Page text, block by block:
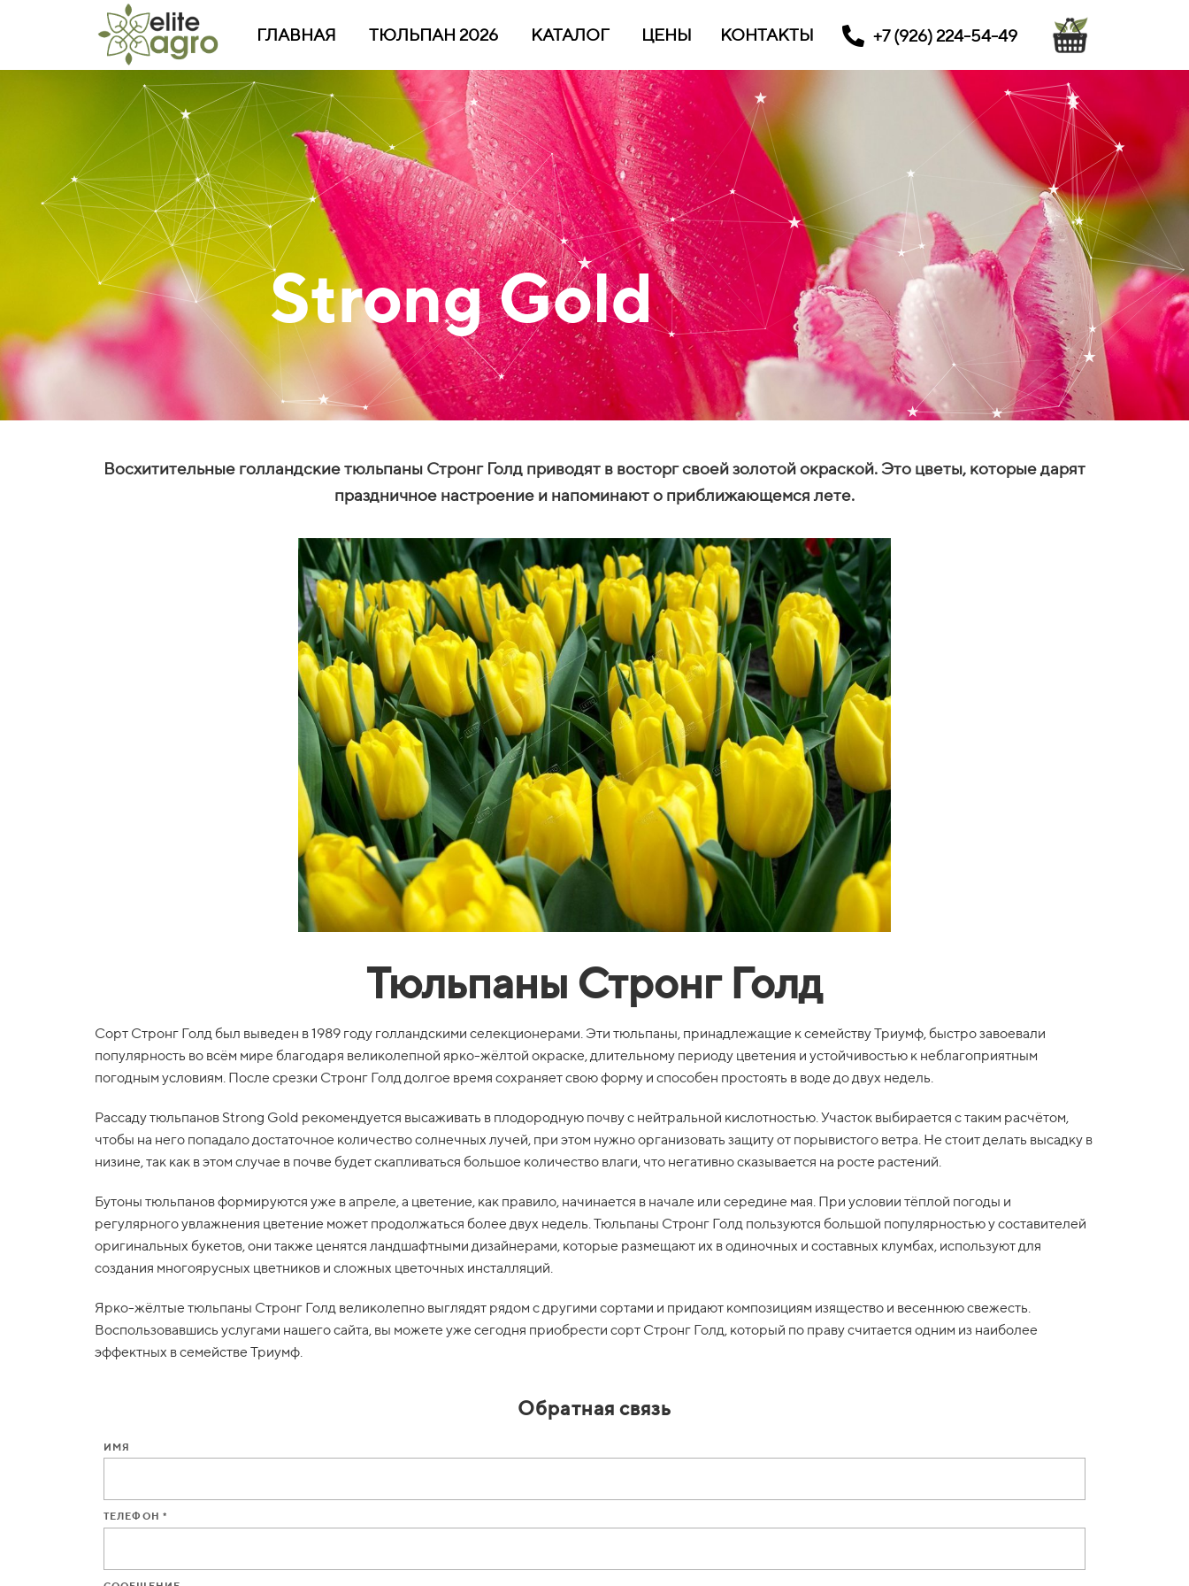
ГЛАВНАЯ ТЮЛЬПАН 2026 КАТАЛОГ ЦЕНЫ КОНТАКТЫ +7 (926) 224-54-49
Strong Gold
Восхитительные голландские тюльпаны Стронг Голд приводят в восторг своей золотой окраской. Это цветы, которые дарят
праздничное настроение и напоминают о приближающемся лете.
Тюльпаны Стронг Голд
Сорт Стронг Голд был выведен в 1989 году голландскими селекционерами. Эти тюльпаны, принадлежащие к семейству Триумф, быстро завоевали
популярность во всём мире благодаря великолепной ярко-жёлтой окраске, длительному периоду цветения и устойчивостью к неблагоприятным
погодным условиям. После срезки Стронг Голд долгое время сохраняет свою форму и способен простоять в воде до двух недель.
Рассаду тюльпанов Strong Gold рекомендуется высаживать в плодородную почву с нейтральной кислотностью. Участок выбирается с таким расчётом,
чтобы на него попадало достаточное количество солнечных лучей, при этом нужно организовать защиту от порывистого ветра. Не стоит делать высадку в
низине, так как в этом случае в почве будет скапливаться большое количество влаги, что негативно сказывается на росте растений.
Бутоны тюльпанов формируются уже в апреле, а цветение, как правило, начинается в начале или середине мая. При условии тёплой погоды и
регулярного увлажнения цветение может продолжаться более двух недель. Тюльпаны Стронг Голд пользуются большой популярностью у составителей
оригинальных букетов, они также ценятся ландшафтными дизайнерами, которые размещают их в одиночных и составных клумбах, используют для
создания многоярусных цветников и сложных цветочных инсталляций.
Ярко-жёлтые тюльпаны Стронг Голд великолепно выглядят рядом с другими сортами и придают композициям изящество и весеннюю свежесть.
Воспользовавшись услугами нашего сайта, вы можете уже сегодня приобрести сорт Стронг Голд, который по праву считается одним из наиболее
эффектных в семействе Триумф.
Обратная связь
ИМЯ
ТЕЛЕФОН *